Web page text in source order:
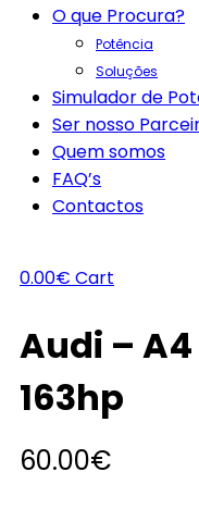
O que Procura?
Potência
Soluções
Simulador de
Ser nosso
Quem somos
FAQ’s
Contactos
0.00€ Cart
Audi – A4
163hp
60.00€